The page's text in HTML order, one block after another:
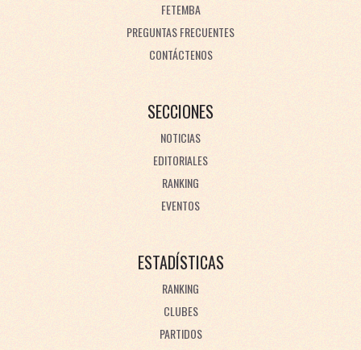
FETEMBA
PREGUNTAS FRECUENTES
CONTÁCTENOS
SECCIONES
NOTICIAS
EDITORIALES
RANKING
EVENTOS
ESTADÍSTICAS
RANKING
CLUBES
PARTIDOS